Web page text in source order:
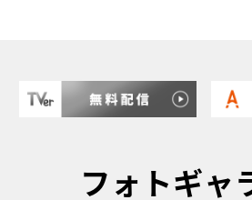
フォトギャ